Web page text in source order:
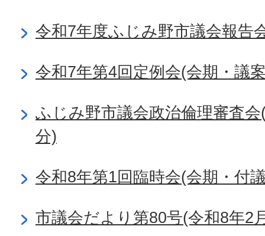
令和7年度ふじみ野市議会報告
令和7年第4回定例会(会期・議
ふじみ野市議会政治倫理審査
分)
令和8年第1回臨時会(会期・付
市議会だより第80号(令和8年2